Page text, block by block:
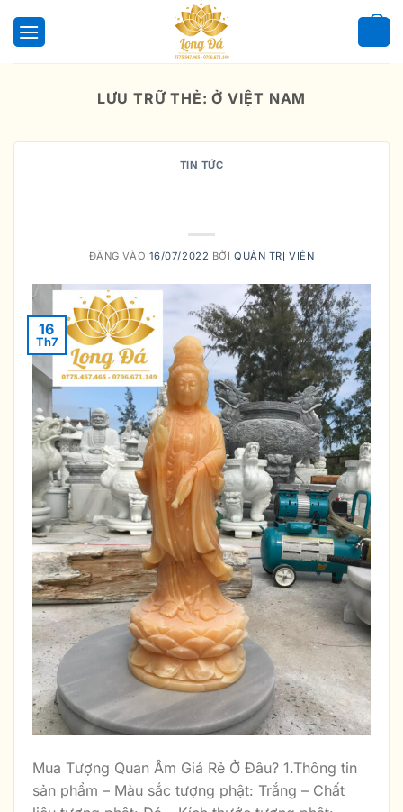
qua
LƯU TRỮ THẺ:Ở VIỆT NAM
TIN TỨC
ĐĂNG VÀO 16/07/2022 BỞIQUẢN TRỊ VIÊN
16
Th7
Mua Tượng Quan Âm Giá Rẻ Ở Đâu? 1.Thông tin
sản phẩm – Màu sắc tượng phật: Trắng – Chất